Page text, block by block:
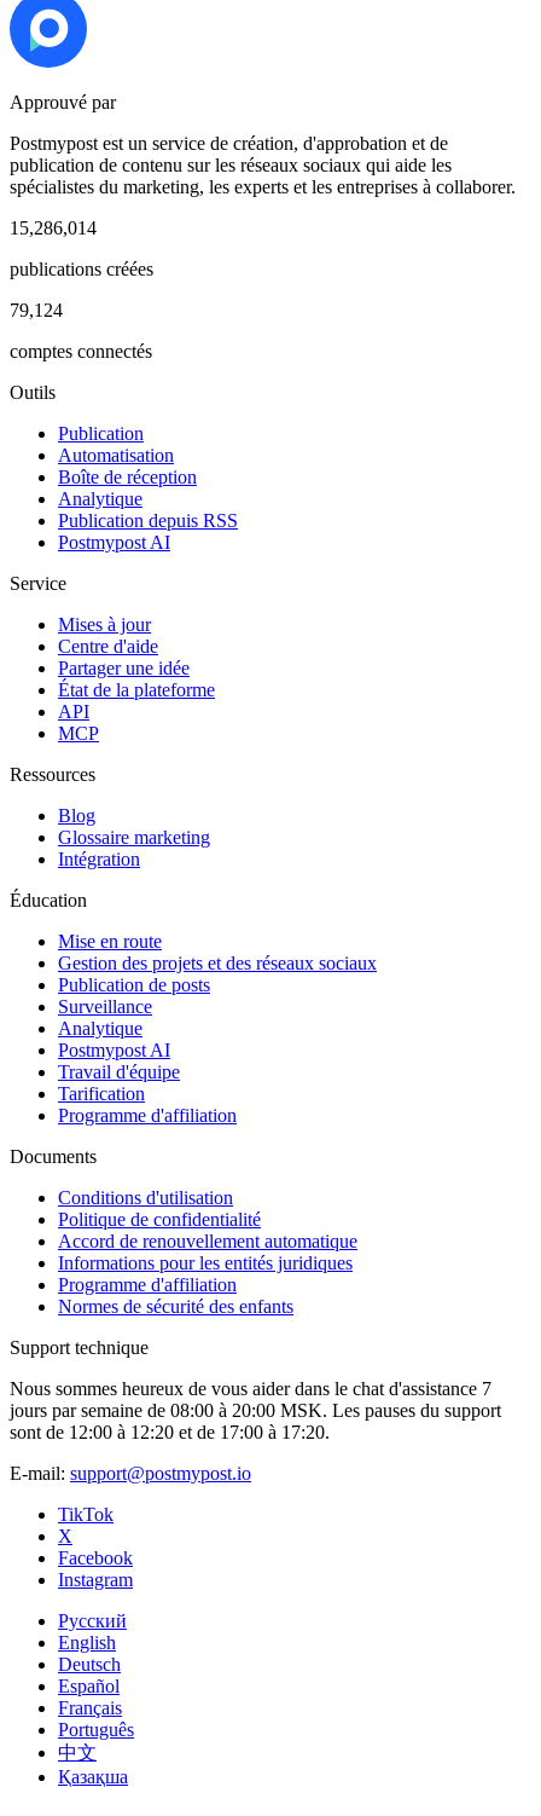
Approuvé par
Postmypost est un service de création, d'approbation et de
publication de contenu sur les réseaux sociaux qui aide les
spécialistes du marketing, les experts et les entreprises à collaborer.
15,286,014
publications créées
79,124
comptes connectés
Outils
Publication
Automatisation
Boîte de réception
Analytique
Publication depuis RSS
Postmypost AI
Service
Mises à jour
Centre d'aide
Partager une idée
État de la plateforme
API
MCP
Ressources
Blog
Glossaire marketing
Intégration
Éducation
Mise en route
Gestion des projets et des réseaux sociaux
Publication de posts
Surveillance
Analytique
Postmypost AI
Travail d'équipe
Tarification
Programme d'affiliation
Documents
Conditions d'utilisation
Politique de confidentialité
Accord de renouvellement automatique
Informations pour les entités juridiques
Programme d'affiliation
Normes de sécurité des enfants
Support technique
Nous sommes heureux de vous aider dans le chat d'assistance 7
jours par semaine de 08:00 à 20:00 MSK. Les pauses du support
sont de 12:00 à 12:20 et de 17:00 à 17:20.
E-mail: support@postmypost.io
TikTok
X
Facebook
Instagram
Русский
English
Deutsch
Español
Français
Português
中文
Қазақша